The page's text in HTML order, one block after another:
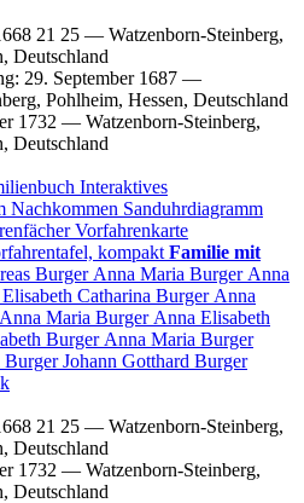
21 25 — Watzenborn-Steinberg,
Deutschland
: 29. September 1687 —
Pohlheim, Hessen, Deutschland
1732 — Watzenborn-Steinberg,
Deutschland
Interaktives
Nachkommen Sanduhrdiagramm
Vorfahrenkarte
kompakt Familie mit
Burger Anna Maria Burger Anna
Elisabeth Catharina Burger Anna
Anna Maria Burger Anna Elisabeth
Burger Anna Maria Burger
Burger Johann Gotthard Burger
21 25 — Watzenborn-Steinberg,
Deutschland
1732 — Watzenborn-Steinberg,
Deutschland